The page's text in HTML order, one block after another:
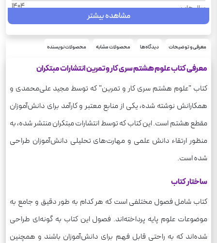
سال چاپ
1404
قطع
رحلی
درس
مشاهده بیشتر
معرفی و توضیحات دیدگاه‌ها محصولات مشابه محصولات نویسنده
معرفی کتاب علوم هشتم سری کار و تمرین انتشارات مبتکران
کتاب "علوم هشتم سری کار و تمرین" که توسط مجید علی‌محمدی و
همکارانش نوشته شده، یکی از منابع معتبر و کارآمد برای دانش‌آموزان
مقطع هشتم است. این کتاب که توسط انتشارات مبتکران منتشر شده، به
منظور ارتقاء دانش علمی و مهارت‌های تحلیلی دانش‌آموزان طراحی
شده است.
ساختار کتاب
کتاب شامل فصول مختلفی است که هر کدام به طور دقیق و جامع به
موضوعات علوم پایه پرداخته‌اند. فصول این کتاب به گونه‌ای طراحی
شده‌اند که به راحتی قابل فهم برای دانش‌آموزان باشند و همچنین